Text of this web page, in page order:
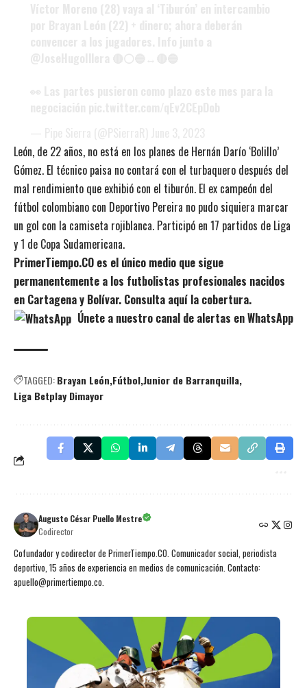
León, de 22 años, no está en los planes de Hernán Darío ‘Bolillo’
Gómez. El técnico paisa no contará con el turbaquero después del
mal rendimiento que exhibió con el tiburón. El ex campeón del
fútbol colombiano con Deportivo Pereira no pudo siquiera marcar
un gol con la camiseta rojiblanca. Participó en 17 partidos de Liga
y 1 de Copa Sudamericana.
PrimerTiempo.CO es el único medio que sigue
permanentemente a los futbolistas profesionales nacidos
en Cartagena y Bolívar. Consulta aquí la cobertura.
Únete a nuestro canal de alertas en WhatsApp
TAGGED:Brayan León FútbolJunior de Barranquilla
Liga Betplay Dimayor
Augusto César Puello Mestre
Codirector
Cofundador y codirector de PrimerTiempo.CO. Comunicador social, periodista
deportivo, 15 años de experiencia en medios de comunicación. Contacto:
apuello@primertiempo.co.